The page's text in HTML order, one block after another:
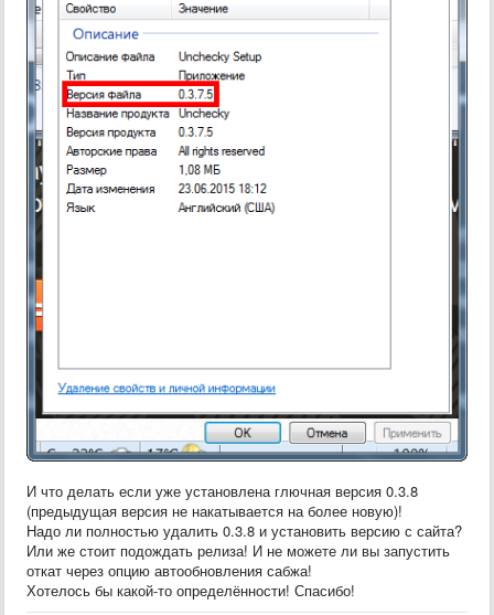
И что делать если уже установлена глючная версия 0.3.8
(предыдущая версия не накатывается на более новую)!
Надо ли полностью удалить 0.3.8 и установить версию с сайта?
Или же стоит подождать релиза! И не можете ли вы запустить
откат через опцию автообновления сабжа!
Хотелось бы какой-то определённости! Спасибо!